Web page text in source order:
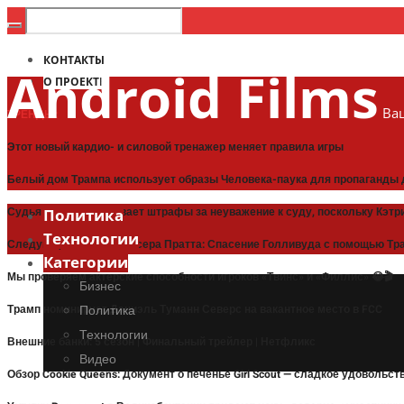
КОНТАКТЫ
О ПРОЕКТЕ
ТРЕНДЫ:
Этот новый кардио- и силовой тренажер меняет правила игры
Белый дом Трампа использует образы Человека-паука для пропаганды
Судья приостанавливает штрафы за неуважение к суду, поскольку
Следующая глава Спенсера Пратта: Спасение Голливуда с помощью
Мы проверяем актерские способности игроков «Твинс» и «Филлис» 😂🎬
Трамп номинирует Даниэль Туманн Северс на вакантное место в FCC
Внешние банки: 5 сезон | Финальный трейлер | Нетфликс
Обзор Cookie Queens: Документ о печенье Girl Scout — сладкое
Android Films
Политика
Технологии
Категории
Бизнес
Политика
Технологии
Видео